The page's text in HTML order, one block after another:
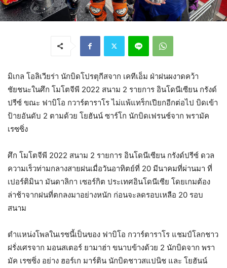
มิเกล โอลิเวียร่า นักบิดโปรตุกีสจาก เคทีเอ็ม ฝ่าฝนผงาดคว้า
ชัยชนะในศึก โมโตจีพี 2022 สนาม 2 รายการ อินโดนีเซียน กรังด์
ปรีซ์ ขณะ ฟาบิโอ กวาร์ตาราโร ไม่แพ้แทร็กเปียกอีกต่อไป บิดเข้า
ป้ายอันดับ 2 ตามด้วย โยฮันน์ ซาร์โก นักบิดเฟรนช์จาก พรามัค
เรซซิ่ง
ศึก โมโตจีพี 2022 สนาม 2 รายการ อินโดนีเซียน กรังด์ปรีซ์ ดวล
ความเร็วท่ามกลางสายฝนเมื่อวันอาทิตย์ที่ 20 มีนาคมที่ผ่านมา ที่
เปอร์ติมินา มันดาลิกา เซอร์กิต ประเทศอินโดนีเซีย โดยเกมต้อง
ล่าช้าจากฝนที่ตกลงมาอย่างหนัก ก่อนจะลดรอบเหลือ 20 รอบ
สนาม
ตำแหน่งโพลในเรซนี้เป็นของ ฟาบิโอ กวาร์ตาราโร แชมป์โลกชาว
ฝรั่งเศรจาก มอนสเตอร์ ยามาฮ่า ขนาบข้างด้วย 2 นักบิดจาก พรา
มัค เรซซิ่ง อย่าง ฮอร์เก มาร์ติน นักบิดชาวสแปนิช และ โยฮันน์